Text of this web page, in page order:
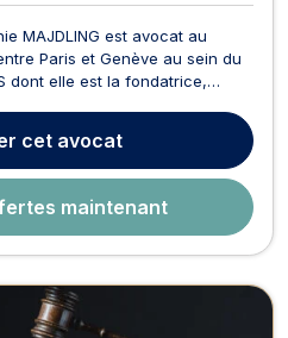
MAJDLING est avocat au
Paris et Genève au sein du
dont elle est la fondatrice,
pénal, droit des assurances.
clientèle ...
cet avocat
maintenant